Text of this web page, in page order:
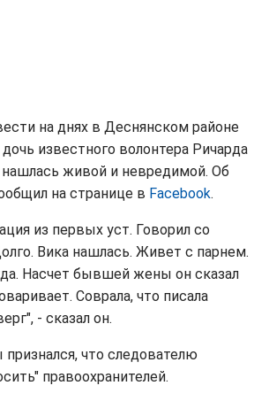
на днях в Деснянском районе
известного волонтера Ричарда
живой и невредимой. Об
на странице в Facebook.
из первых уст. Говорил со
Вика нашлась. Живет с парнем.
Насчет бывшей жены он сказал
Соврала, что писала
- сказал он.
признался, что следователю
правоохранителей.